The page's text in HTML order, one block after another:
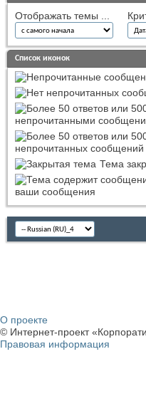
Отображать темы ...
Список иконок
непрочитанными
непрочитанных сообщений
Тема
ваши сообщения
О проекте
© Интернет-проект
Правовая информация